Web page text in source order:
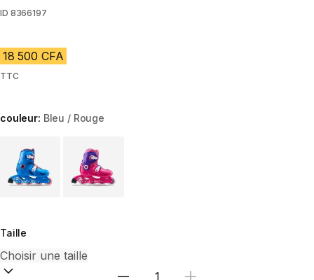
ID 8366197
18 500 CFA
TTC
couleur: Bleu / Rouge
Taille